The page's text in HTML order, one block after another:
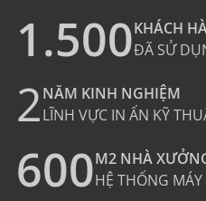
1.500KHÁCH
ĐÃ SỬ
2NĂM KINH NGHIỆM
LĨNH VỰC IN ẤN KỸ
600M2 NHÀ
HỆ THỐNG